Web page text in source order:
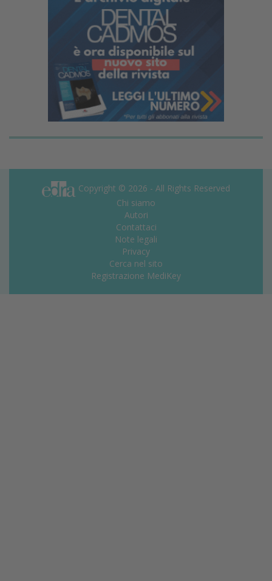
Copyright © 2026 - All Rights Reserved
Chi siamo
Autori
Contattaci
Note legali
Privacy
Cerca nel sito
Registrazione MediKey